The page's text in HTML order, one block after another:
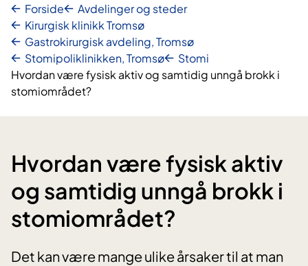
Forside
Avdelinger og steder
Kirurgisk klinikk Tromsø
Gastrokirurgisk avdeling, Tromsø
Stomipoliklinikken, Tromsø
Stomi
Hvordan være fysisk aktiv og samtidig unngå brokk i
stomiområdet?
Hvordan være fysisk aktiv
og samtidig unngå brokk i
stomiområdet?
Det kan være mange ulike årsaker til at man